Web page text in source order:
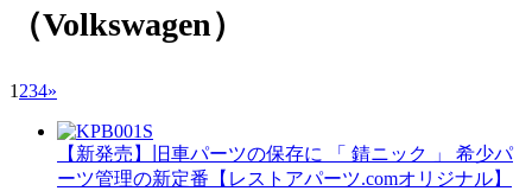
（Volkswagen）
1 234»
【新発売】旧車パーツの保存に 「 錆ニック 」 希少パ
ーツ管理の新定番【レストアパーツ.comオリジナル】